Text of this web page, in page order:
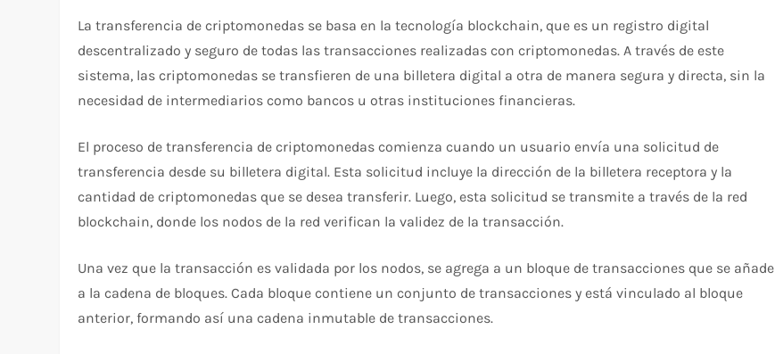
La transferencia de criptomonedas se basa en la tecnología blockchain, que es un registro digital
descentralizado y seguro de todas las transacciones realizadas con criptomonedas. A través de este
sistema, las criptomonedas se transfieren de una billetera digital a otra de manera segura y directa, sin la
necesidad de intermediarios como bancos u otras instituciones financieras.
El proceso de transferencia de criptomonedas comienza cuando un usuario envía una solicitud de
transferencia desde su billetera digital. Esta solicitud incluye la dirección de la billetera receptora y la
cantidad de criptomonedas que se desea transferir. Luego, esta solicitud se transmite a través de la red
blockchain, donde los nodos de la red verifican la validez de la transacción.
Una vez que la transacción es validada por los nodos, se agrega a un bloque de transacciones que se añade
a la cadena de bloques. Cada bloque contiene un conjunto de transacciones y está vinculado al bloque
anterior, formando así una cadena inmutable de transacciones.